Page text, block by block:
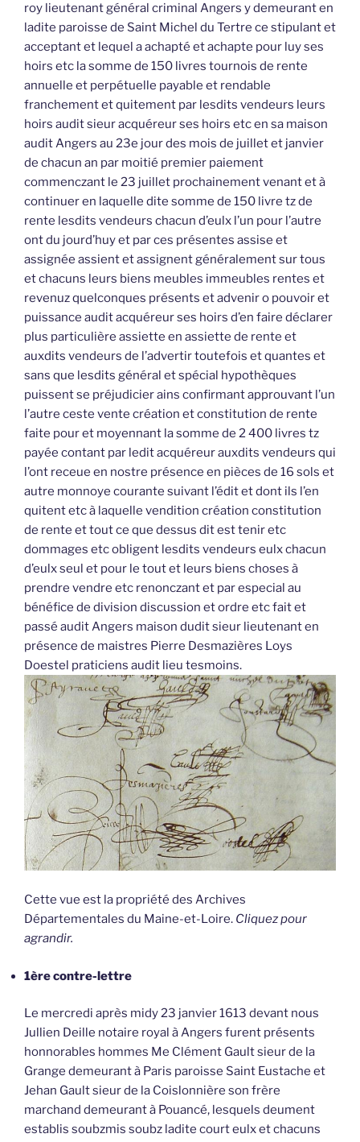
roy lieutenant général criminal Angers y demeurant en
ladite paroisse de Saint Michel du Tertre ce stipulant et
acceptant et lequel a achapté et achapte pour luy ses
hoirs etc la somme de 150 livres tournois de rente
annuelle et perpétuelle payable et rendable
franchement et quitement par lesdits vendeurs leurs
hoirs audit sieur acquéreur ses hoirs etc en sa maison
audit Angers au 23e jour des mois de juillet et janvier
de chacun an par moitié premier paiement
commenczant le 23 juillet prochainement venant et à
continuer en laquelle dite somme de 150 livre tz de
rente lesdits vendeurs chacun d’eulx l’un pour l’autre
ont du jourd’huy et par ces présentes assise et
assignée assient et assignent généralement sur tous
et chacuns leurs biens meubles immeubles rentes et
revenuz quelconques présents et advenir o pouvoir et
puissance audit acquéreur ses hoirs d’en faire déclarer
plus particulière assiette en assiette de rente et
auxdits vendeurs de l’advertir toutefois et quantes et
sans que lesdits général et spécial hypothèques
puissent se préjudicier ains confirmant approuvant l’un
l’autre ceste vente création et constitution de rente
faite pour et moyennant la somme de 2 400 livres tz
payée contant par ledit acquéreur auxdits vendeurs qui
l’ont receue en nostre présence en pièces de 16 sols et
autre monnoye courante suivant l’édit et dont ils l’en
quitent etc à laquelle vendition création constitution
de rente et tout ce que dessus dit est tenir etc
dommages etc obligent lesdits vendeurs eulx chacun
d’eulx seul et pour le tout et leurs biens choses à
prendre vendre etc renonczant et par especial au
bénéfice de division discussion et ordre etc fait et
passé audit Angers maison dudit sieur lieutenant en
présence de maistres Pierre Desmazières Loys
Doestel praticiens audit lieu tesmoins.
Cette vue est la propriété des Archives
Départementales du Maine-et-Loire. Cliquez pour
agrandir.
1ère contre-lettre
Le mercredi après midy 23 janvier 1613 devant nous
Jullien Deille notaire royal à Angers furent présents
honnorables hommes Me Clément Gault sieur de la
Grange demeurant à Paris paroisse Saint Eustache et
Jehan Gault sieur de la Coislonnière son frère
marchand demeurant à Pouancé, lesquels deument
establis soubzmis soubz ladite court eulx et chacuns